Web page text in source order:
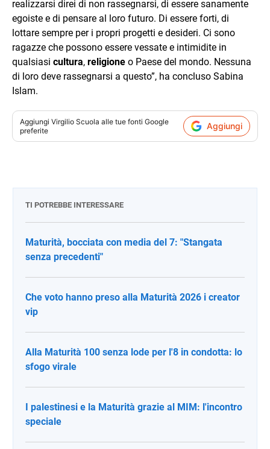
realizzarsi direi di non rassegnarsi, di essere sanamente
egoiste e di pensare al loro futuro. Di essere forti, di
lottare sempre per i propri progetti e desideri. Ci sono
ragazze che possono essere vessate e intimidite in
qualsiasi cultura, religione o Paese del mondo. Nessuna
di loro deve rassegnarsi a questo”, ha concluso Sabina
Islam.
Aggiungi Virgilio Scuola alle tue fonti Google
preferite
Aggiungi
TI POTREBBE INTERESSARE
Maturità, bocciata con media del 7: "Stangata
senza precedenti"
Che voto hanno preso alla Maturità 2026 i creator
vip
Alla Maturità 100 senza lode per l'8 in condotta: lo
sfogo virale
I palestinesi e la Maturità grazie al MIM: l'incontro
speciale